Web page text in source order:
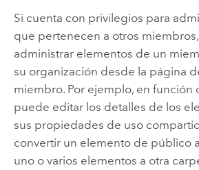
Si cuenta con privilegios para
que pertenecen a otros
administrar elementos de un
su organización desde la página
miembro. Por ejemplo, en función
puede editar los detalles de los
sus propiedades de uso
convertir un elemento de público
uno o varios elementos a otra